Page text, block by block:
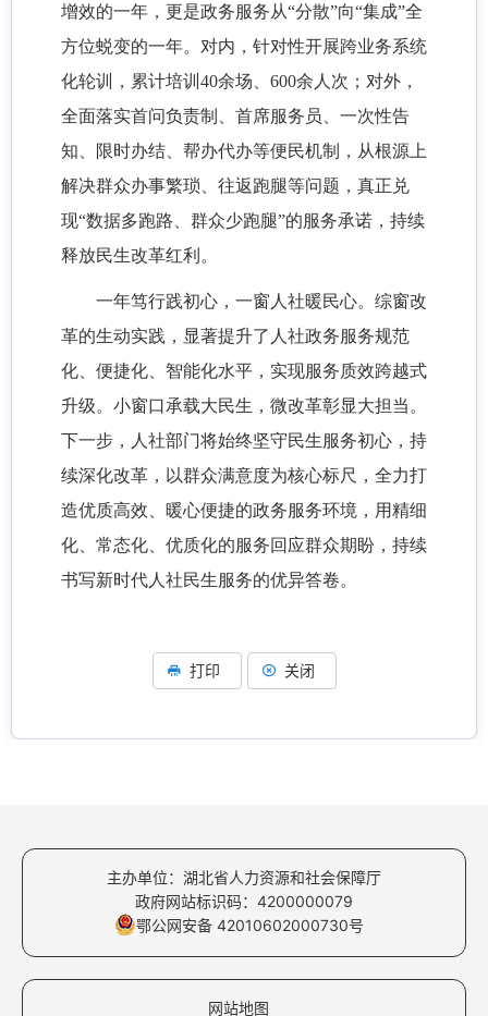
增效的一年，更是政务服务从“分散”向“集成”全
方位蜕变的一年。对内，针对性开展跨业务系统
化轮训，累计培训40余场、600余人次；对外，
全面落实首问负责制、首席服务员、一次性告
知、限时办结、帮办代办等便民机制，从根源上
解决群众办事繁琐、往返跑腿等问题，真正兑
现“数据多跑路、群众少跑腿”的服务承诺，持续
释放民生改革红利。
一年笃行践初心，一窗人社暖民心。综窗改
革的生动实践，显著提升了人社政务服务规范
化、便捷化、智能化水平，实现服务质效跨越式
升级。小窗口承载大民生，微改革彰显大担当。
下一步，人社部门将始终坚守民生服务初心，持
续深化改革，以群众满意度为核心标尺，全力打
造优质高效、暖心便捷的政务服务环境，用精细
化、常态化、优质化的服务回应群众期盼，持续
书写新时代人社民生服务的优异答卷。
打印 关闭
主办单位：湖北省人力资源和社会保障厅
政府网站标识码：4200000079
鄂公网安备 42010602000730号
网站地图